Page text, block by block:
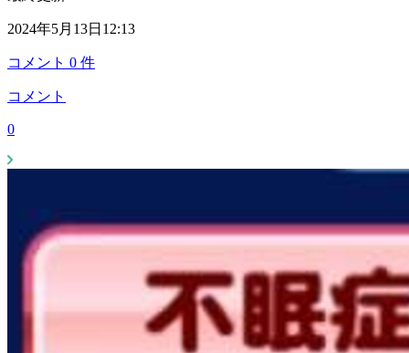
2024年5月13日12:13
コメント 0 件
コメント
0